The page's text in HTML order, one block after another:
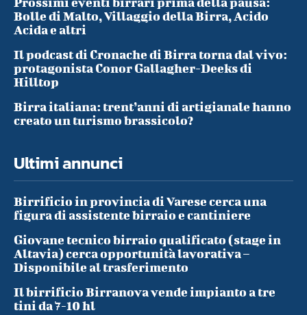
Bolle di Malto, Villaggio della Birra, Acido
Acida e altri
Il podcast di Cronache di Birra torna dal vivo:
protagonista Conor Gallagher-Deeks di
Hilltop
Birra italiana: trent’anni di artigianale hanno
creato un turismo brassicolo?
Ultimi annunci
Birrificio in provincia di Varese cerca una
figura di assistente birraio e cantiniere
Giovane tecnico birraio qualificato (stage in
Altavia) cerca opportunità lavorativa –
Disponibile al trasferimento
Il birrificio Birranova vende impianto a tre
tini da 7-10 hl